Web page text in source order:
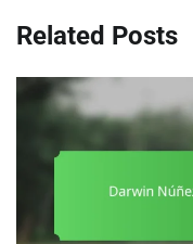
Related Posts